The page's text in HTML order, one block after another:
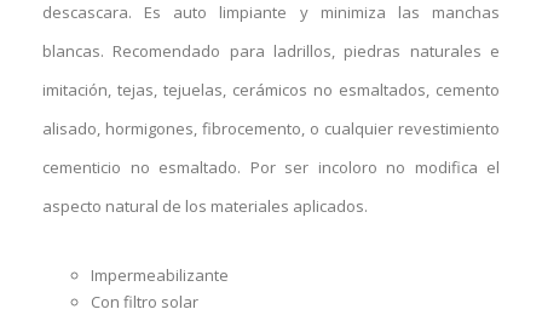
descascara. Es auto limpiante y minimiza las manchas
blancas. Recomendado para ladrillos, piedras naturales e
imitación, tejas, tejuelas, cerámicos no esmaltados, cemento
alisado, hormigones, fibrocemento, o cualquier revestimiento
cementicio no esmaltado. Por ser incoloro no modifica el
aspecto natural de los materiales aplicados.
Impermeabilizante
Con filtro solar